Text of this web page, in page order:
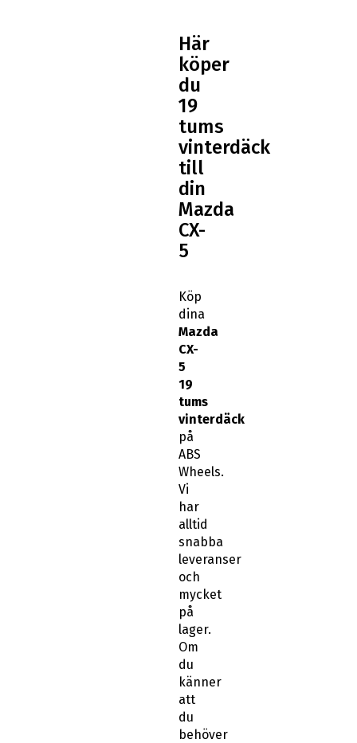
Här
köper
du
19
tums
vinterdäck
till
din
Mazda
CX-
5
Köp
dina
Mazda
CX-
5
19
tums
vinterdäck
på
ABS
Wheels.
Vi
har
alltid
snabba
leveranser
och
mycket
på
lager.
Om
du
känner
att
du
behöver